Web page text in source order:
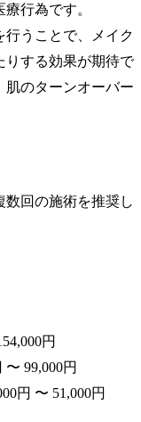
行為です。
行うことで、メイク
りする効果が期待で
肌のターンオーバー
回の施術を推奨し
円
99,000円
円 〜 51,000円